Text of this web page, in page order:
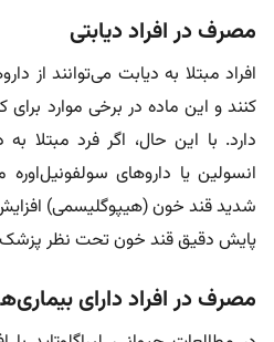
مصرف در افراد دیابتی
افراد مبتلا به دیابت می‌توانند از
کنند و این ماده در برخی موارد برای
انسولین یا داروهای
شدید قند خون (هیپوگلیسمی) افزایش
پایش دقیق قند خون تحت نظر
مصرف در افراد دارای